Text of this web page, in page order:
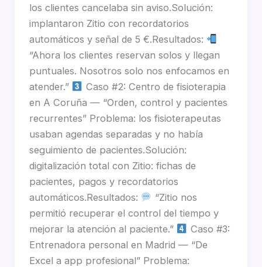
los clientes cancelaba sin aviso.Solución:
implantaron Zitio con recordatorios
automáticos y señal de 5 €.Resultados:
“Ahora los clientes reservan solos y llegan
puntuales. Nosotros solo nos enfocamos en
atender.”
Caso #2: Centro de fisioterapia
en A Coruña — “Orden, control y pacientes
recurrentes” Problema: los fisioterapeutas
usaban agendas separadas y no había
seguimiento de pacientes.Solución:
digitalización total con Zitio: fichas de
pacientes, pagos y recordatorios
automáticos.Resultados:
“Zitio nos
permitió recuperar el control del tiempo y
mejorar la atención al paciente.”
Caso #3:
Entrenadora personal en Madrid — “De
Excel a app profesional” Problema: